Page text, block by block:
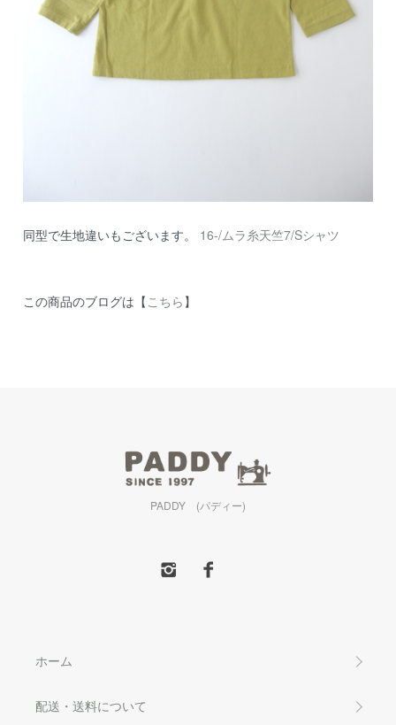
同型で生地違いもございます。 16-/ムラ糸天竺7/Sシャツ
この商品のブログは【 こちら 】
PADDY (パディー)
ホーム
配送・送料について